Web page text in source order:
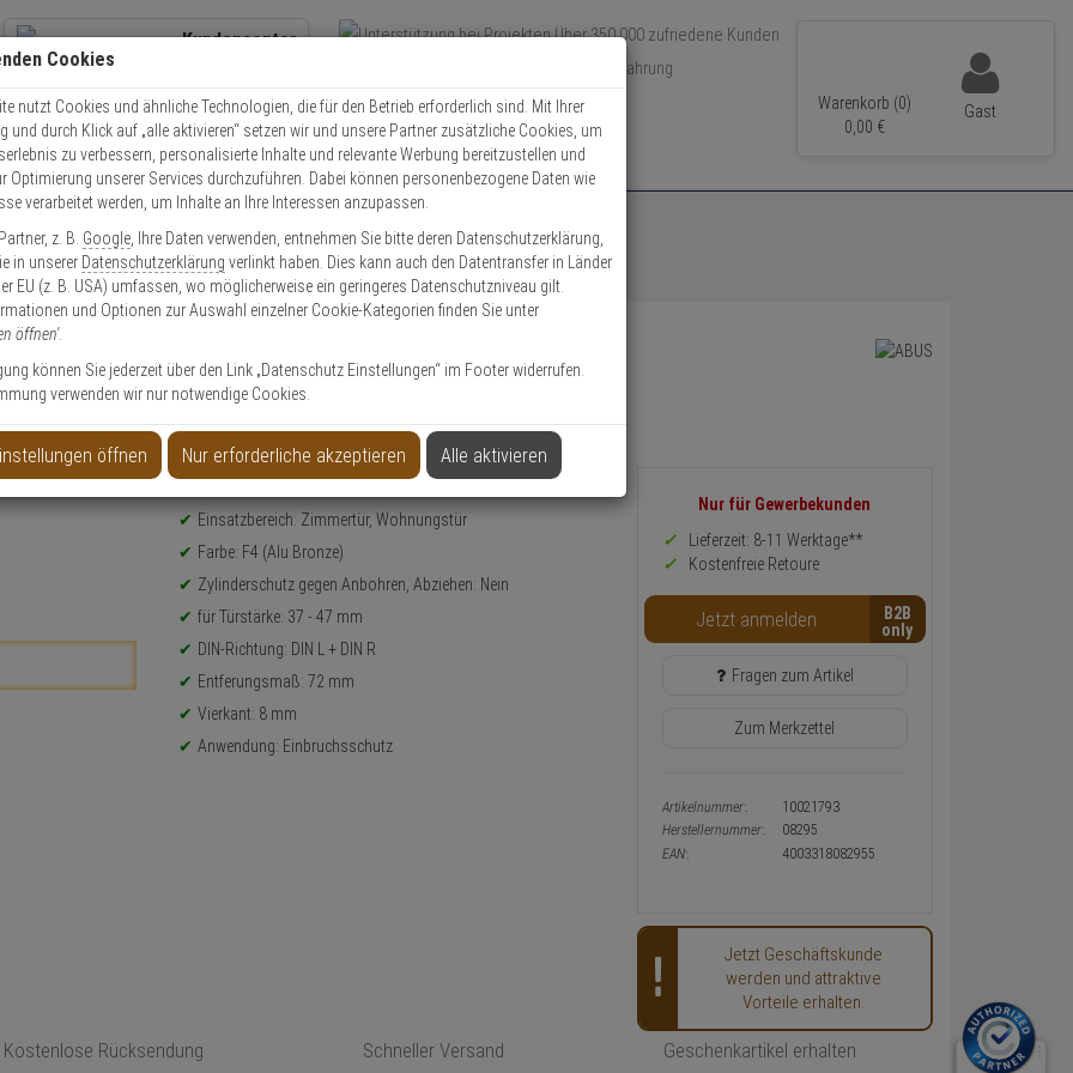
Kundencenter
Kontaktservice nutzen
Mo. - Do.: 8:00 - 16:30 Fr. 8:00 - 14:00 Uhr
Über 350.000 zufriedene Kunden
Über 15 Jahre Erfahrung
Schneller Versand
Warenkorb (0)
0, 00 €
Gast
Abus KLS114 F4 EK Türschutzbeschlag DG, bronze
DG, bronze
Produktinformationen
Einsatzbereich: Zimmertür, Wohnungstür
Farbe: F4 (Alu Bronze)
Zylinderschutz gegen Anbohren, Abziehen: Nein
für Türstärke: 37 - 47 mm
DIN-Richtung: DIN L + DIN R
Entferungsmaß: 72 mm
Vierkant: 8 mm
Anwendung: Einbruchsschutz
Informationen
Preis,
Verfügbakeit
Warenkorb-
oder
Konfigurieren-
Nur für Gewerbekunden
Lieferzeit: 8-11 Werktage**
Kostenfreie Retoure
Jetzt anmelden B2B
Fragen zum Artikel
Zum Merkzettel
Artikelnummer:
10021793
Herstellernummer:
08295
EAN:
4003318082955
Jetzt Geschäftskunde
werden und attraktive
Vorteile erhalten.
Kostenlose Rücksendung Schneller Versand Geschenkartikel erhalten
Cookies
nutzt Cookies und ähnliche Technologien, die für den Betrieb erforderlich sind. Mit Ihrer
und durch Klick auf „alle aktivieren“ setzen wir und unsere Partner zusätzliche Cookies, um
zu verbessern, personalisierte Inhalte und relevante Werbung bereitzustellen und
Optimierung unserer Services durchzuführen. Dabei können personenbezogene Daten wie
verarbeitet werden, um Inhalte an Ihre Interessen anzupassen.
z. B. Google , Ihre Daten verwenden, entnehmen Sie bitte deren Datenschutzerklärung,
in unserer Datenschutzerklärung verlinkt haben. Dies kann auch den Datentransfer in Länder
EU (z. B. USA) umfassen, wo möglicherweise ein geringeres Datenschutzniveau gilt.
und Optionen zur Auswahl einzelner Cookie-Kategorien finden Sie unter
öffnen'.
können Sie jederzeit über den Link „Datenschutz Einstellungen“ im Footer widerrufen.
verwenden wir nur notwendige Cookies.
öffnen Nur erforderliche akzeptieren Alle aktivieren